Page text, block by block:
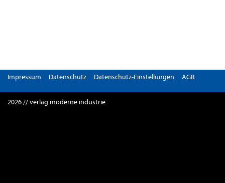
Impressum Datenschutz Datenschutz-Einstellungen AGB
2026 // verlag moderne industrie